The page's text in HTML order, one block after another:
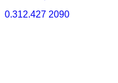
0.312.427 2090